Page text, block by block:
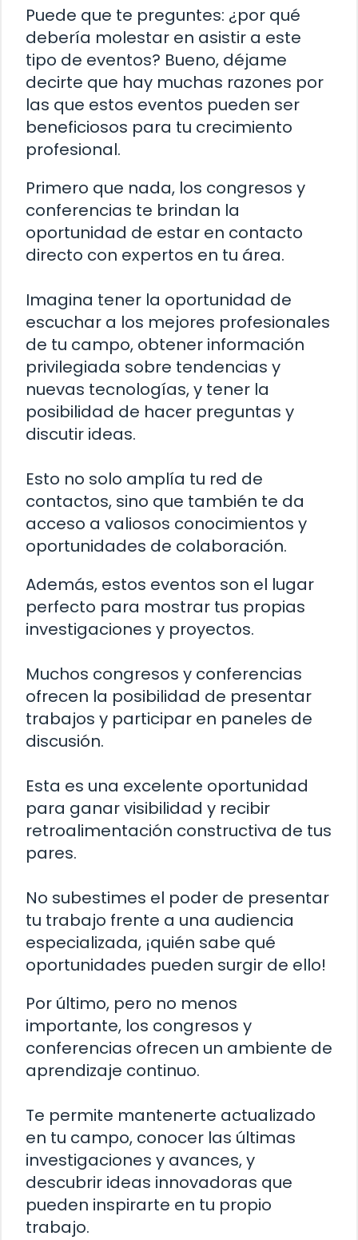
Puede que te preguntes: ¿por qué
debería molestar en asistir a este
tipo de eventos? Bueno, déjame
decirte que hay muchas razones por
las que estos eventos pueden ser
beneficiosos para tu crecimiento
profesional.
Primero que nada, los congresos y
conferencias te brindan la
oportunidad de estar en contacto
directo con expertos en tu área.
Imagina tener la oportunidad de
escuchar a los mejores profesionales
de tu campo, obtener información
privilegiada sobre tendencias y
nuevas tecnologías, y tener la
posibilidad de hacer preguntas y
discutir ideas.
Esto no solo amplía tu red de
contactos, sino que también te da
acceso a valiosos conocimientos y
oportunidades de colaboración.
Además, estos eventos son el lugar
perfecto para mostrar tus propias
investigaciones y proyectos.
Muchos congresos y conferencias
ofrecen la posibilidad de presentar
trabajos y participar en paneles de
discusión.
Esta es una excelente oportunidad
para ganar visibilidad y recibir
retroalimentación constructiva de tus
pares.
No subestimes el poder de presentar
tu trabajo frente a una audiencia
especializada, ¡quién sabe qué
oportunidades pueden surgir de ello!
Por último, pero no menos
importante, los congresos y
conferencias ofrecen un ambiente de
aprendizaje continuo.
Te permite mantenerte actualizado
en tu campo, conocer las últimas
investigaciones y avances, y
descubrir ideas innovadoras que
pueden inspirarte en tu propio
trabajo.